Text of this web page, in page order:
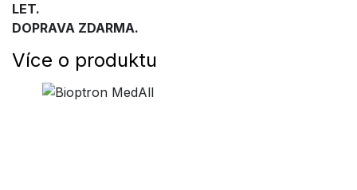
LET.
DOPRAVA ZDARMA.
Více o produktu